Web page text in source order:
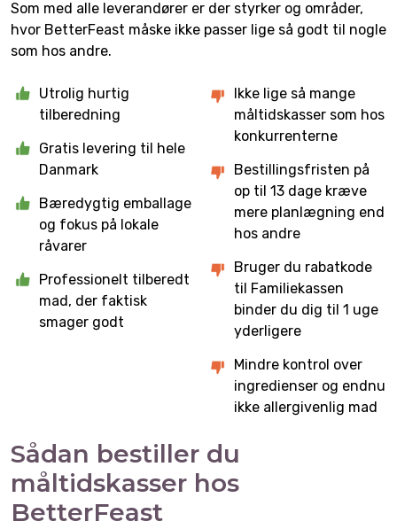
Som med alle leverandører er der styrker og områder,
hvor BetterFeast måske ikke passer lige så godt til nogle
som hos andre.
Utrolig hurtig
tilberedning
Gratis levering til hele
Danmark
Bæredygtig emballage
og fokus på lokale
råvarer
Professionelt tilberedt
mad, der faktisk
smager godt
Ikke lige så mange
måltidskasser som hos
konkurrenterne
Bestillingsfristen på
op til 13 dage kræve
mere planlægning end
hos andre
Bruger du rabatkode
til Familiekassen
binder du dig til 1 uge
yderligere
Mindre kontrol over
ingredienser og endnu
ikke allergivenlig mad
Sådan bestiller du
måltidskasser hos
BetterFeast